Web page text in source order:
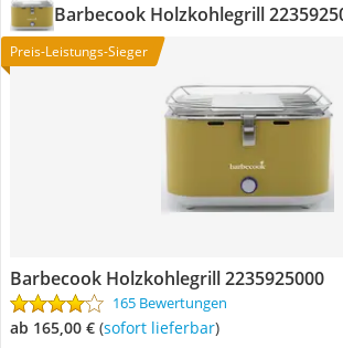
Barbecook Holzkohlegrill
Preis-Leistungs-Sieger
Barbecook Holzkohlegrill 2235925000
165 Bewertungen
ab 165,00 € ( Sofort lieferbar)